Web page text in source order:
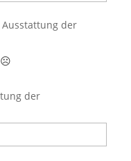
der
☹️
der